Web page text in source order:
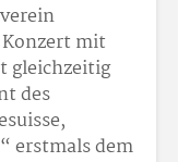
mit
gleichzeitig
des
erstmals dem